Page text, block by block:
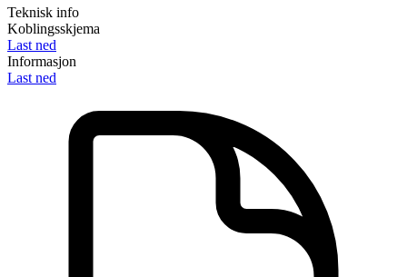
Teknisk info
Koblingsskjema
Last ned
Informasjon
Last ned